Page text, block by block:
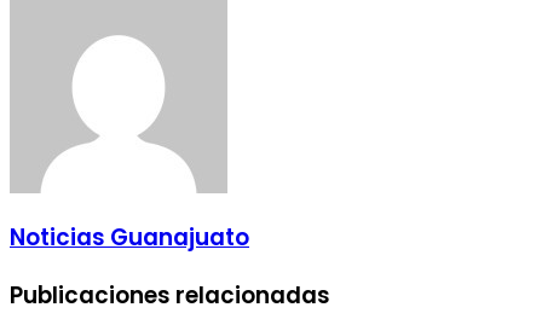
Noticias Guanajuato
Publicaciones relacionadas